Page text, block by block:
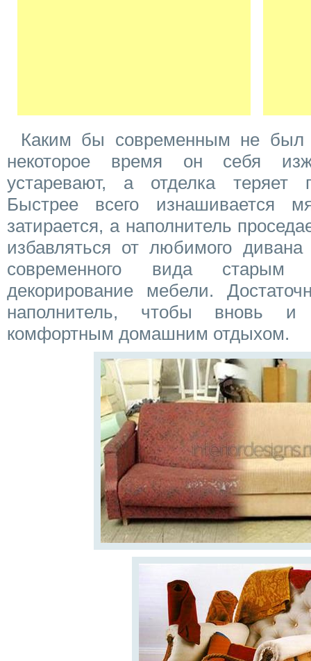
Каким бы современным не был
некоторое время он себя
устаревают, а отделка теряет
Быстрее всего изнашивается
затирается, а наполнитель
избавляться от любимого
современного вида старым
декорирование мебели.
наполнитель, чтобы вновь и
комфортным домашним отдыхом.